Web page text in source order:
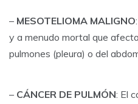
– MESOTELIOMA MALIGNO
y a menudo mortal que
pulmones (pleura) o del
– CÁNCER DE PULMÓN: El